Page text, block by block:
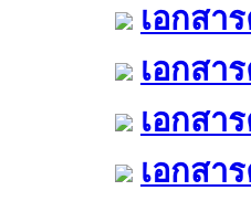
เอกสา
เอกสา
เอกสา
เอกสา